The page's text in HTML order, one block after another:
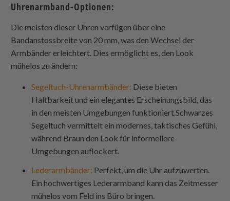
Uhrenarmband-Optionen:
Die meisten dieser Uhren verfügen über eine
Bandanstossbreite von 20 mm, was den Wechsel der
Armbänder erleichtert. Dies ermöglicht es, den Look
mühelos zu ändern:
Segeltuch-Uhrenarmbänder: Diese bieten
Haltbarkeit und ein elegantes Erscheinungsbild, das
in den meisten Umgebungen funktioniert.Schwarzes
Segeltuch vermittelt ein modernes, taktisches Gefühl,
während Braun den Look für informellere
Umgebungen auflockert.
Lederarmbänder: Perfekt, um die Uhr aufzuwerten.
Ein hochwertiges Lederarmband kann das Zeitmesser
mühelos vom Feld ins Büro bringen.